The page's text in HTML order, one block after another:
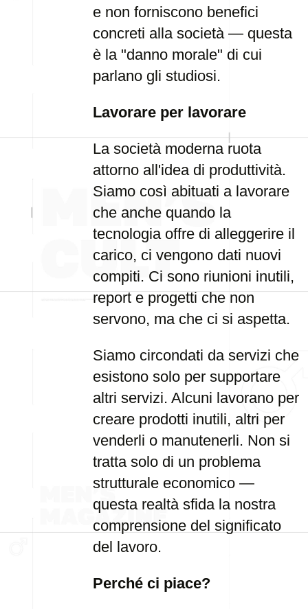
e non forniscono benefici
concreti alla società — questa
è la "danno morale" di cui
parlano gli studiosi.
Lavorare per lavorare
La società moderna ruota
attorno all'idea di produttività.
Siamo così abituati a lavorare
che anche quando la
tecnologia offre di alleggerire il
carico, ci vengono dati nuovi
compiti. Ci sono riunioni inutili,
report e progetti che non
servono, ma che ci si aspetta.
Siamo circondati da servizi che
esistono solo per supportare
altri servizi. Alcuni lavorano per
creare prodotti inutili, altri per
venderli o manutenerli. Non si
tratta solo di un problema
strutturale economico —
questa realtà sfida la nostra
comprensione del significato
del lavoro.
Perché ci piace?